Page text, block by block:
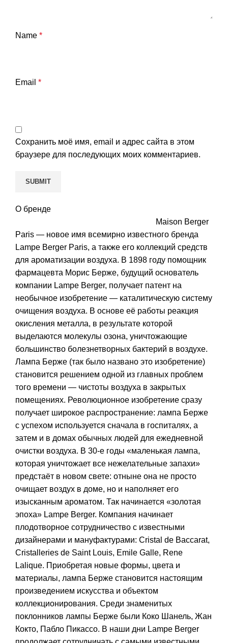
Name *
Email *
Сохранить моё имя, email и адрес сайта в этом
браузере для последующих моих комментариев.
О бренде
Maison Berger
Paris — новое имя всемирно известного бренда
Lampe Berger Paris, а также его коллекций средств
для ароматизации воздуха. В 1898 году помощник
фармацевта Морис Берже, будущий основатель
компании Lampe Berger, получает патент на
необычное изобретение — каталитическую систему
очищения воздуха. В основе её работы реакция
окисления металла, в результате которой
выделаются молекулы озона, уничтожающие
большинство болезнетворных бактерий в воздухе.
Лампа Берже (так было названо это изобретение)
становится решением одной из главных проблем
того времени — чистоты воздуха в закрытых
помещениях. Революционное изобретение сразу
получает широкое распространение: лампа Берже
с успехом используется сначала в госпиталях, а
затем и в домах обычных людей для ежедневной
очистки воздуха. В 30-е годы «маленькая лампа,
которая уничтожает все нежелательные запахи»
предстаёт в новом свете: отныне она не просто
очищает воздух в доме, но и наполняет его
изысканным ароматом. Так начинается «золотая
эпоха» Lampe Berger. Компания начинает
плодотворное сотрудничество с известными
дизайнерами и мануфактурами: Cristal de Baccarat,
Cristalleries de Saint Louis, Emile Galle, Rene
Lalique. Приобретая новые формы, цвета и
материалы, лампа Берже становится настоящим
произведением искусства и объектом
коллекционирования. Среди знаменитых
поклонников лампы Берже были Коко Шанель, Жан
Кокто, Пабло Пикассо. В наши дни Lampe Berger